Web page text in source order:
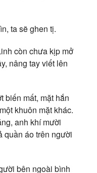
ta sẽ ghen tị.
còn chưa kịp mở
nâng tay viết lên
biến mất, mặt hắn
khuôn mặt khác.
anh khí mười
quần áo trên người
bên ngoài bình